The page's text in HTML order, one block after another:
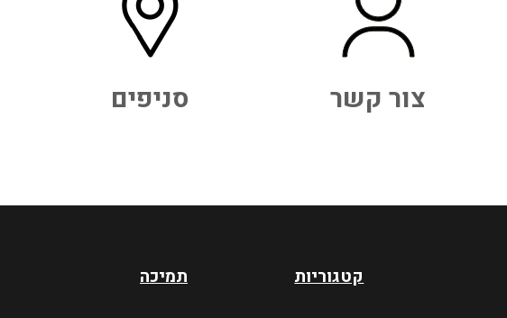
צור קשר סניפים
קטגוריות תמיכה